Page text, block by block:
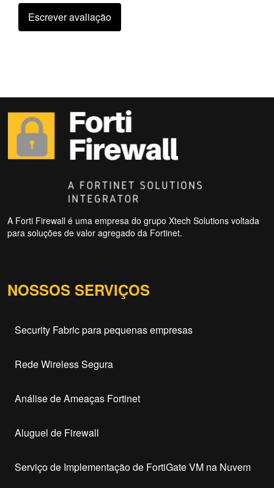
Escrever avaliação
A Forti Firewall é uma empresa do grupo Xtech Solutions voltada
para soluções de valor agregado da Fortinet.
NOSSOS SERVIÇOS
Security Fabric para pequenas empresas
Rede Wireless Segura
Análise de Ameaças Fortinet
Aluguel de Firewall
Serviço de Implementação de FortiGate VM na Nuvem